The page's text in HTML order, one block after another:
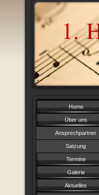
1.
Home
Über uns
Ansprechpartner
Satzung
Termine
Galerie
Aktuelles